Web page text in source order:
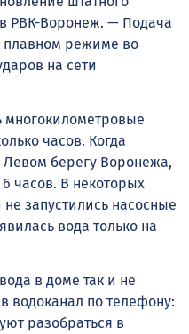
РВК-Воронеж. — Подача
плавном режиме во
на сети
многокилометровые
часов. Когда
берегу Воронежа,
часов. В некоторых
запустились насосные
вода только на
в доме так и не
водоканал по телефону:
разобраться в